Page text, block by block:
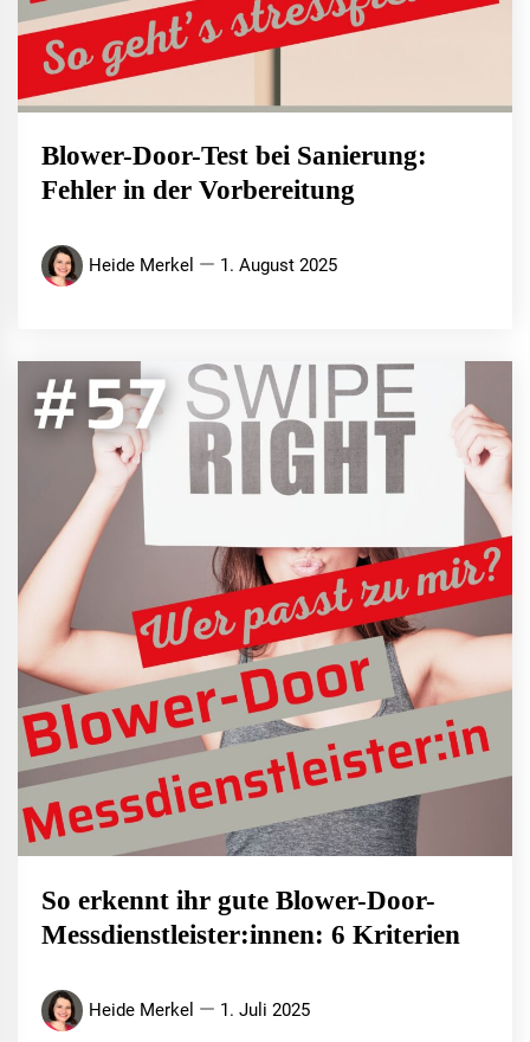
Blower-Door-Test bei Sanierung:
Fehler in der Vorbereitung
Heide Merkel 1. August 2025
So erkennt ihr gute Blower-Door-
Messdienstleister:innen: 6 Kriterien
Heide Merkel 1. Juli 2025